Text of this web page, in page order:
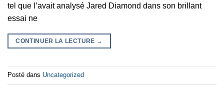
tel que l’avait analysé Jared Diamond dans son brillant
essai ne
CONTINUER LA LECTURE →
Posté dans Uncategorized